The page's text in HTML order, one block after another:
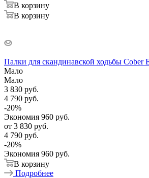
В корзину
В корзину
Палки для скандинавской ходьбы Cober
Мало
Мало
3 830 руб.
4 790 руб.
-20%
Экономия 960 руб.
от 3 830 руб.
4 790 руб.
-20%
Экономия 960 руб.
В корзину
Подробнее